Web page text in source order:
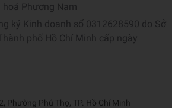
hoá Phương Nam
ký Kinh doanh số 0312628590 do Sở
phố Hồ Chí Minh cấp ngày
Phường Phú Thọ, TP. Hồ Chí Minh